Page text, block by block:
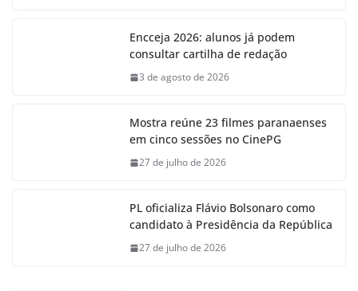
Encceja 2026: alunos já podem
consultar cartilha de redação
3 de agosto de 2026
Mostra reúne 23 filmes paranaenses
em cinco sessões no CinePG
27 de julho de 2026
PL oficializa Flávio Bolsonaro como
candidato à Presidência da República
27 de julho de 2026